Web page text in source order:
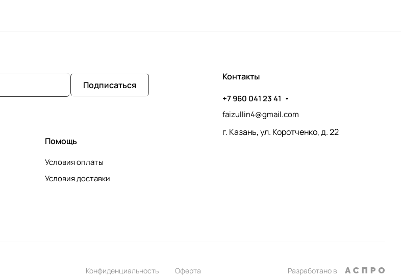
Подписаться
Помощь
Условия оплаты
Условия доставки
Контакты
+7 960 041 23 41
faizullin4@gmail.com
г. Казань, ул. Коротченко, д. 22
Конфиденциальность Оферта Разработано в